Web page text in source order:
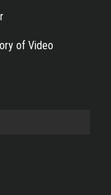
of Video